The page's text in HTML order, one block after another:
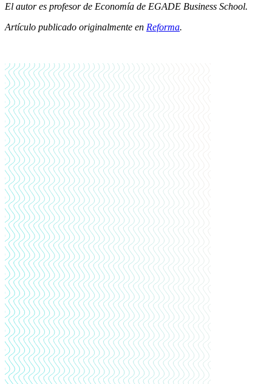
El autor es profesor de Economía de EGADE Business School.
Artículo publicado originalmente en Reforma.